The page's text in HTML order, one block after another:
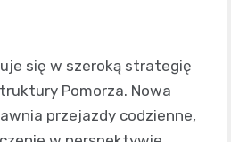
się w szeroką strategię
Pomorza. Nowa
przejazdy codzienne,